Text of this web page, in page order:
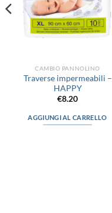
CAMBIO PANNOLINO
Traverse impermeabili –
HAPPY
€8.20
AGGIUNGI AL CARRELLO